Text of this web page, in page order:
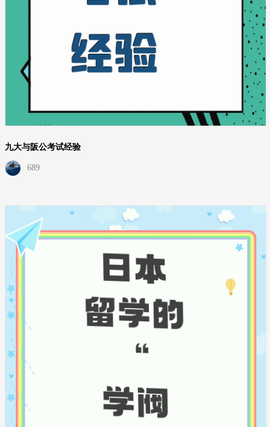
九大与阪公考试经验
689